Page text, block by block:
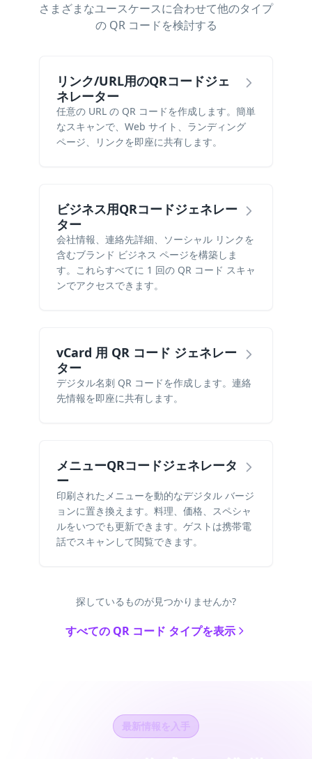
さまざまなユースケースに合わせて他のタイプ
の QR コードを検討する
リンク/URL用のQRコードジェ
ネレーター
任意の URL の QR コードを作成します。簡単
なスキャンで、Web サイト、ランディング
ページ、リンクを即座に共有します。
ビジネス用QRコードジェネレー
ター
会社情報、連絡先詳細、ソーシャル リンクを
含むブランド ビジネス ページを構築しま
す。これらすべてに 1 回の QR コード スキャ
ンでアクセスできます。
vCard 用 QR コード ジェネレー
ター
デジタル名刺 QR コードを作成します。連絡
先情報を即座に共有します。
メニューQRコードジェネレータ
ー
印刷されたメニューを動的なデジタル バージ
ョンに置き換えます。料理、価格、スペシャ
ルをいつでも更新できます。ゲストは携帯電
話でスキャンして閲覧できます。
探しているものが見つかりませんか?
すべての QR コード タイプを表示
最新情報を入手